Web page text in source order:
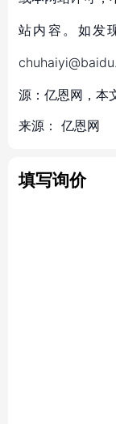
站内容。如发
源：亿恩网，本
来源： 亿恩网
填写询价